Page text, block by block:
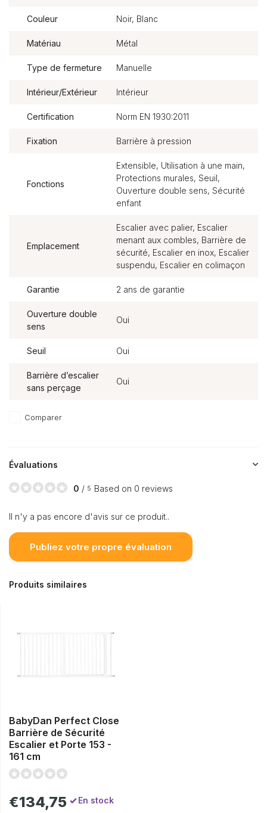
Couleur Noir, Blanc
Matériau Métal
Type de fermeture Manuelle
Intérieur/Extérieur Intérieur
Certification Norm EN 1930:2011
Fixation Barrière à pression
Fonctions
Extensible, Utilisation à une main,
Protections murales, Seuil,
Ouverture double sens, Sécurité
enfant
Emplacement
Escalier avec palier, Escalier
menant aux combles, Barrière de
sécurité, Escalier en inox, Escalier
suspendu, Escalier en colimaçon
Garantie 2 ans de garantie
Ouverture double
sens
Oui
Seuil Oui
Barrière d’escalier
sans perçage
Oui
Comparer
Évaluations
0 / 5 Based on 0 reviews
Il n'y a pas encore d'avis sur ce produit..
Publiez votre propre évaluation
Produits similaires
BabyDan Perfect Close
Barrière de Sécurité
Escalier et Porte 153 -
161 cm
€134,75 En stock